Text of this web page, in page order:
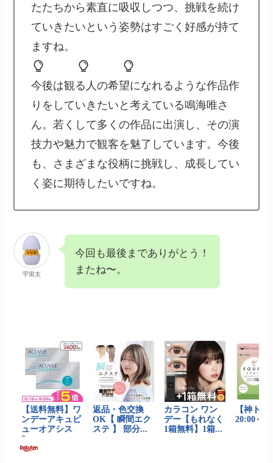
たたちから素直に吸収しつつ、挑戦を続け
ていきたいという姿勢はすごく好感が持て
ますね。
今後は観る人の希望になれるような作品作
りをしていきたいと考えている鳴海唯さ
ん。若くして多くの作品に出演し、その演
技力や魅力で観客を魅了しています。今後
も、さまざまな役柄に挑戦し、成長してい
く姿に期待したいですね。
宇宙太
今回も最後までありがとう！
またね〜。